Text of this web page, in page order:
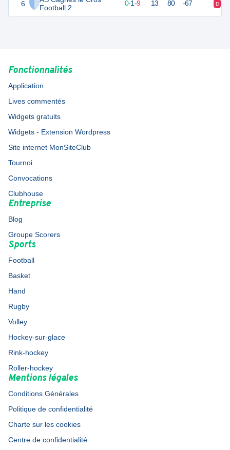
6
Football 2
1 0-1-9 13 80 -67 D
Fonctionnalités
Application
Lives commentés
Widgets gratuits
Widgets - Extension Wordpress
Site internet MonSiteClub
Tournoi
Convocations
Clubhouse
Entreprise
Blog
Groupe Scorers
Sports
Football
Basket
Hand
Rugby
Volley
Hockey-sur-glace
Rink-hockey
Roller-hockey
Mentions légales
Conditions Générales
Politique de confidentialité
Charte sur les cookies
Centre de confidentialité